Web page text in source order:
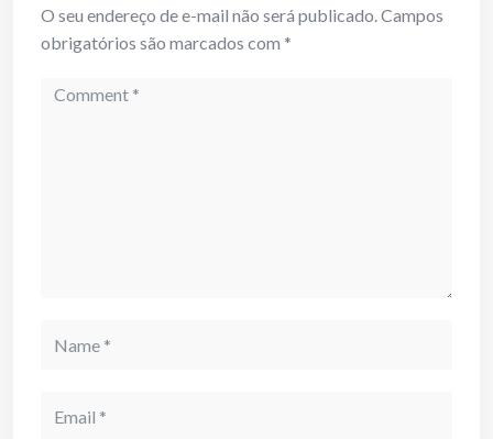
O seu endereço de e-mail não será publicado.Campos
obrigatórios são marcados com *
Comment